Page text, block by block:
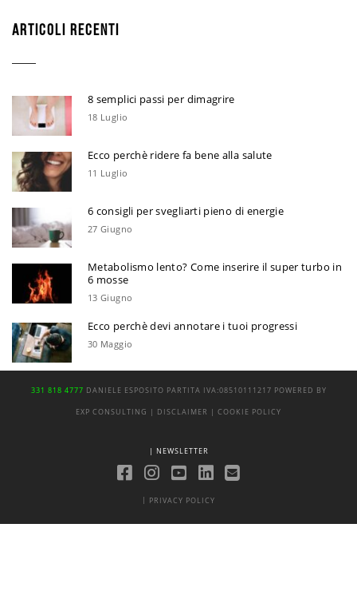
ARTICOLI RECENTI
8 semplici passi per dimagrire
18 Luglio
Ecco perchè ridere fa bene alla salute
11 Luglio
6 consigli per svegliarti pieno di energie
27 Giugno
Metabolismo lento? Come inserire il super turbo in
6 mosse
13 Giugno
Ecco perchè devi annotare i tuoi progressi
30 Maggio
331 818 4777 DANIELE ESPOSITO PARTITA IVA:08510111217 POWERED BY
EXP CONSULTING | DISCLAIMER | COOKIE POLICY
| NEWSLETTER
| PRIVACY POLICY